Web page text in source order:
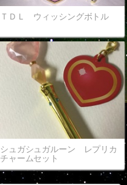
ＴＤＬ ウィッシングボトル
シュガシュガルーン レプリカ
チャームセット